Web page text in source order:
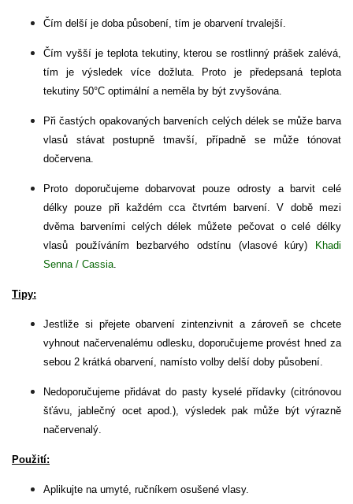
Čím delší je doba působení, tím je obarvení trvalejší.
Čím vyšší je teplota tekutiny, kterou se rostlinný prášek zalévá,
tím je výsledek více dožluta. Proto je předepsaná teplota
tekutiny 50°C optimální a neměla by být zvyšována.
Při častých opakovaných barveních celých délek se může barva
vlasů stávat postupně tmavší, případně se může tónovat
dočervena.
Proto doporučujeme dobarvovat pouze odrosty a barvit celé
délky pouze při každém cca čtvrtém barvení. V době mezi
dvěma barveními celých délek můžete pečovat o celé délky
vlasů používáním bezbarvého odstínu (vlasové kúry) Khadi
Senna / Cassia
Tipy:
Jestliže si přejete obarvení zintenzivnit a zároveň se chcete
vyhnout načervenalému odlesku, doporučujeme provést hned za
sebou 2 krátká obarvení, namísto volby delší doby působení.
Nedoporučujeme přidávat do pasty kyselé přídavky (citrónovou
šťávu, jablečný ocet apod.), výsledek pak může být výrazně
načervenalý.
Použití:
Aplikujte na umyté, ručníkem osušené vlasy.